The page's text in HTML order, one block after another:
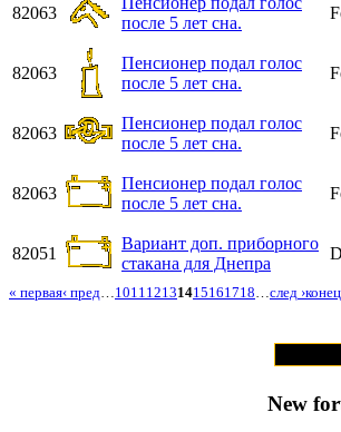
82063
после 5 лет сна.
82063
Пенсионер подал голос
после 5 лет сна.
82063
Пенсионер подал голос
после 5 лет сна.
82063
Пенсионер подал голос
после 5 лет сна.
82051
Вариант доп. приборного
стакана для Днепра
« первая‹ пред 1011 12131415161718 след ›
New